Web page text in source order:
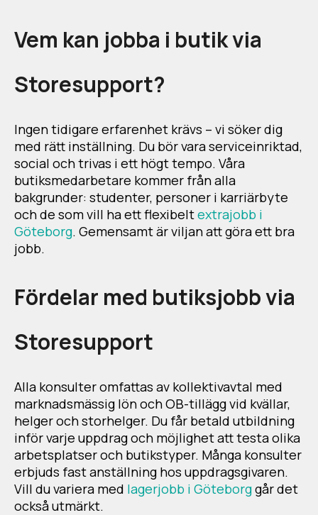
Vem kan jobba i butik via
Storesupport?
Ingen tidigare erfarenhet krävs – vi söker dig
med rätt inställning. Du bör vara serviceinriktad,
social och trivas i ett högt tempo. Våra
butiksmedarbetare kommer från alla
bakgrunder: studenter, personer i karriärbyte
och de som vill ha ett flexibeltextrajobb i
Göteborg. Gemensamt är viljan att göra ett bra
jobb.
Fördelar med butiksjobb via
Storesupport
Alla konsulter omfattas av kollektivavtal med
marknadsmässig lön och OB-tillägg vid kvällar,
helger och storhelger. Du får betald utbildning
inför varje uppdrag och möjlighet att testa olika
arbetsplatser och butikstyper. Många konsulter
erbjuds fast anställning hos uppdragsgivaren.
Vill du variera med lagerjobb i Göteborggår det
också utmärkt.